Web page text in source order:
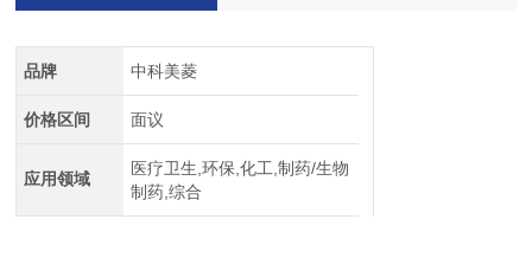
品牌 中科美菱
价格区间 面议
应用领域
医疗卫生,环保,化工,制药/生物
制药,综合